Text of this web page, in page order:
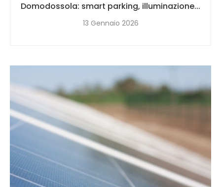
Domodossola: smart parking, illuminazione...
13 Gennaio 2026